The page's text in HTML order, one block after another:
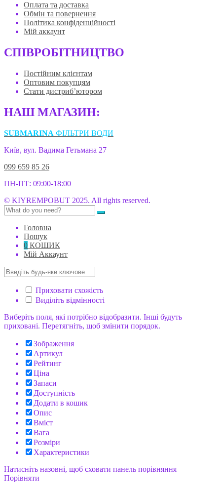
Оплата та доставка
Обмін та повернення
Політика конфіденційності
Мій аккаунт
СПІВРОБІТНИЦТВО
Постійним клієнтам
Оптовим покупцям
Стати дистриб’ютором
НАШ МАГАЗИН:
SUBMARINA ФІЛЬТРИ ВОДИ
Київ, вул. Вадима Гетьмана 27
099 659 85 26
ПН-ПТ: 09:00-18:00
© KIYREMPOBUT 2025. All rights reserved.
Головна
Пошук
0 КОШИК
Мій Аккаунт
Приховати схожість
Виділіть відмінності
Виберіть поля, які потрібно відобразити. Інші будуть
приховані. Перетягніть, щоб змінити порядок.
Зображення
Артикул
Рейтинг
Ціна
Запаси
Доступність
Додати в кошик
Опис
Вміст
Вага
Розміри
Характеристики
Натисніть назовні, щоб сховати панель порівняння
Порівняти